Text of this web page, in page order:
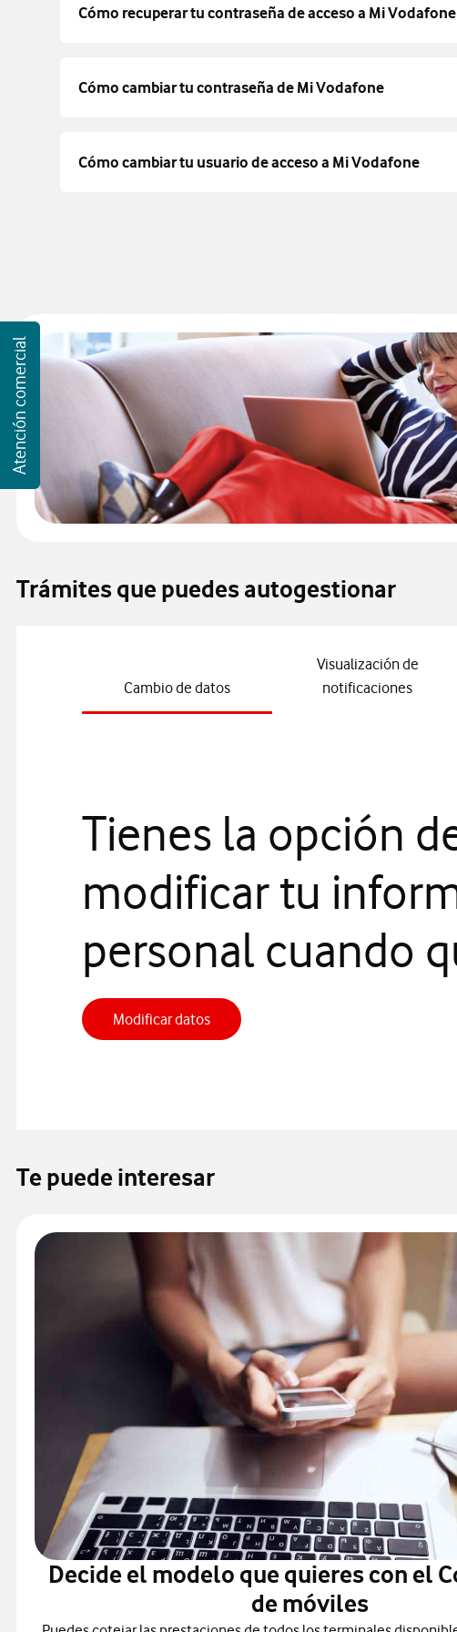
Cómo recuperar tu contraseña de acceso a Mi Vodafone
Cómo cambiar tu contraseña de Mi Vodafone
Cómo cambiar tu usuario de acceso a Mi Vodafone
Atención comercial
Trámites que puedes autogestionar
Cambio de datos
Visualización de
notificaciones
Tienes la opción
modificar tu
personal cuando
Modificar datosModificar datos, abre en ventana nueva
Te puede interesar
Decide el modelo que quieres con el
de móviles